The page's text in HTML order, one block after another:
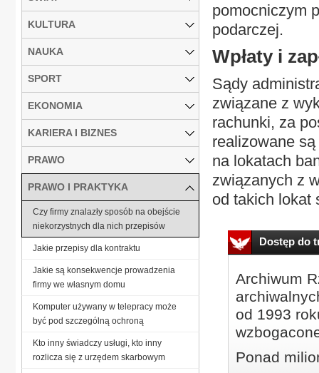
pomocniczym
podarczej.
Wpłaty i
Sądy
związane z
rachunki, za
realizowane
na lokatach
związanych z
od takich lokat
Dostęp do
Archiwum
od 1993
Ponad
KULTURA
NAUKA
SPORT
EKONOMIA
KARIERA I BIZNES
PRAWO
PRAWO I PRAKTYKA
Czy firmy znalazły sposób na obejście
niekorzystnych dla nich przepisów
Jakie przepisy dla kontraktu
Jakie są konsekwencje prowadzenia
firmy we własnym domu
Komputer używany w telepracy może
być pod szczególną ochroną
Kto inny świadczy usługi, kto inny
rozlicza się z urzędem skarbowym